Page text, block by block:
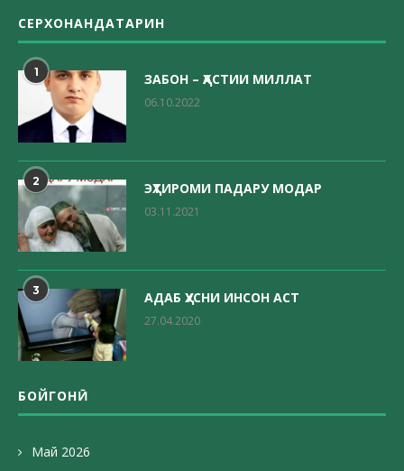
СЕРХОНАНДАТАРИН
1 ЗАБОН – ҲАСТИИ МИЛЛАТ
06.10.2022
2 ЭҲТИРОМИ ПАДАРУ МОДАР
03.11.2021
3 АДАБ ҲУСНИ ИНСОН АСТ
27.04.2020
БОЙГОНӢ
Май 2026